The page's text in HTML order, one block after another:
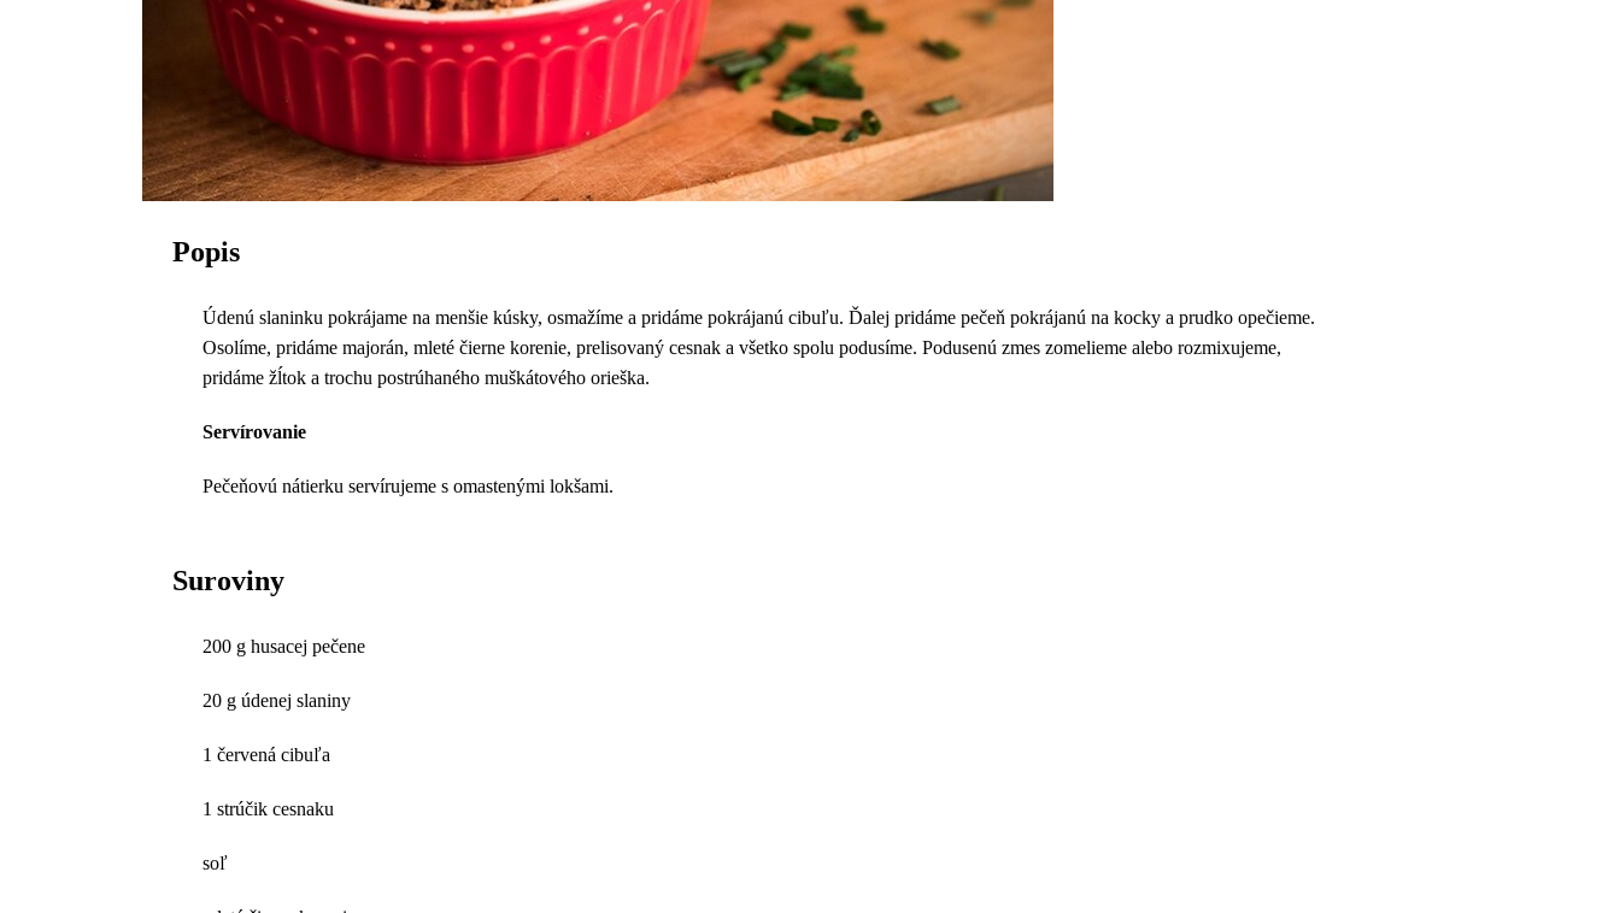
Popis
Údenú slaninku pokrájame na menšie kúsky, osmažíme a pridáme pokrájanú cibuľu. Ďalej pridáme pečeň pokrájanú na kocky a prudko opečieme.
Osolíme, pridáme majorán, mleté čierne korenie, prelisovaný cesnak a všetko spolu podusíme. Podusenú zmes zomelieme alebo rozmixujeme,
pridáme žĺtok a trochu postrúhaného muškátového orieška.
Servírovanie
Pečeňovú nátierku servírujeme s omastenými lokšami.
Suroviny
200 g husacej pečene
20 g údenej slaniny
1 červená cibuľa
1 strúčik cesnaku
soľ